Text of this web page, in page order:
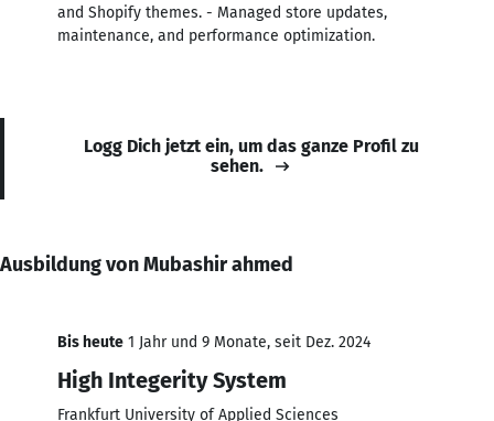
and Shopify themes. - Managed store updates,
maintenance, and performance optimization.
Logg Dich jetzt ein, um das ganze Profil zu
sehen.
Ausbildung von Mubashir ahmed
Bis heute 1 Jahr und 9 Monate, seit Dez. 2024
High Integerity System
Frankfurt University of Applied Sciences